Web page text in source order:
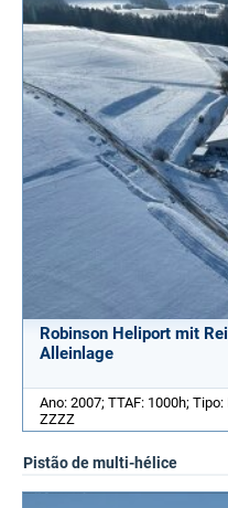
Robinson Heliport mit
Alleinlage
Ano: 2007; TTAF: 1000h;
ZZZZ
Pistão de multi-hélice